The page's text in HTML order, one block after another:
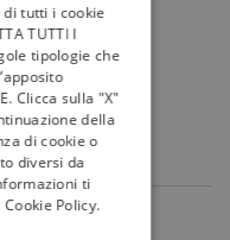
di tutti i cookie
TUTTI I
tipologie che
Clicca sulla "X"
della
di cookie o
diversi da
ti
Policy.